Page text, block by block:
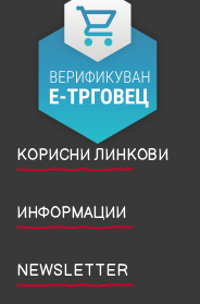
КОРИСНИ ЛИНКОВИ
ИНФОРМАЦИИ
NEWSLETTER